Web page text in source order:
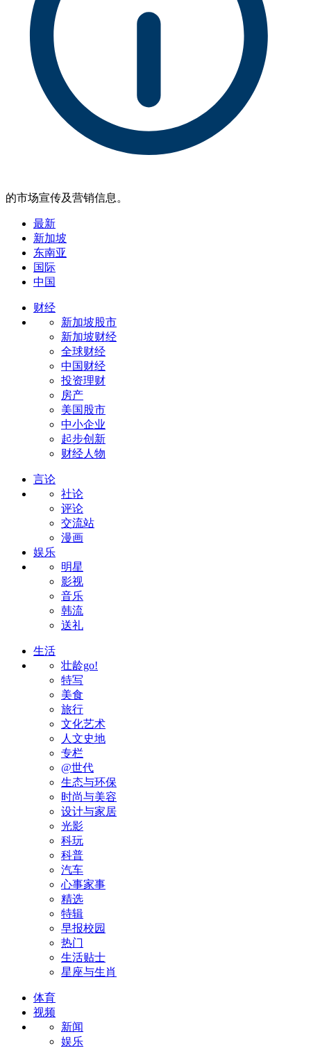
的市场宣传及营销信息。
最新
新加坡
东南亚
国际
中国
财经
新加坡股市
新加坡财经
全球财经
中国财经
投资理财
房产
美国股市
中小企业
起步创新
财经人物
言论
社论
评论
交流站
漫画
娱乐
明星
影视
音乐
韩流
送礼
生活
壮龄go!
特写
美食
旅行
文化艺术
人文史地
专栏
@世代
生态与环保
时尚与美容
设计与家居
光影
科玩
科普
汽车
心事家事
精选
特辑
早报校园
热门
生活贴士
星座与生肖
体育
视频
新闻
娱乐